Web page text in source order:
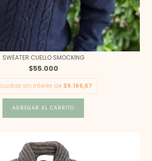
SWEATER CUELLO SMOCKING
$55.000
cuotas sin interés de $9.166,67
AGREGAR AL CARRITO